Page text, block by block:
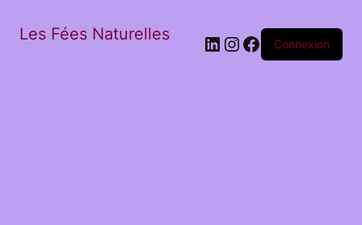
Les Fées Naturelles LinkedIn
Instagram
Facebook
Connexion